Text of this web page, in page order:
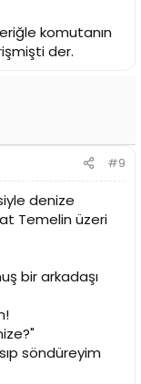
komutanın
der.
#9
denize
Temelin üzeri
bir arkadaşı
söndüreyim